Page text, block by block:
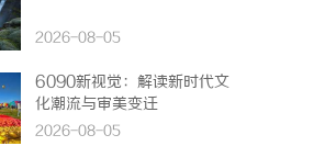
2026-08-05
6090新视觉：解读新时代文
化潮流与审美变迁
2026-08-05